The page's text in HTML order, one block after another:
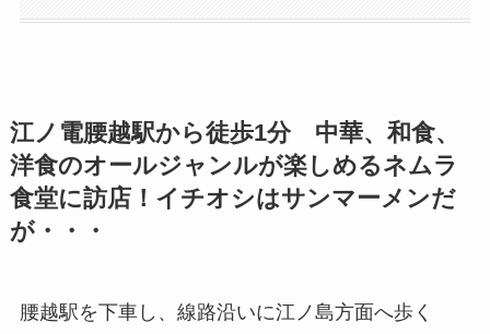
江ノ電腰越駅から徒歩1分 中華、和食、
洋食のオールジャンルが楽しめるネムラ
食堂に訪店！イチオシはサンマーメンだ
が・・・
腰越駅を下車し、線路沿いに江ノ島方面へ歩く